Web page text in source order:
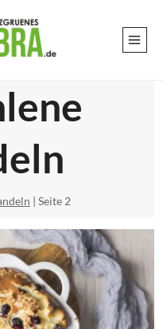
| Seite 2